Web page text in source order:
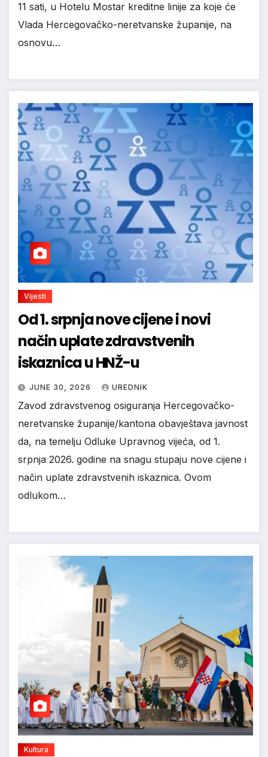
11 sati, u Hotelu Mostar kreditne linije za koje će
Vlada Hercegovačko-neretvanske županije, na
osnovu…
Vijesti
Od 1. srpnja nove cijene i novi
način uplate zdravstvenih
iskaznica u HNŽ-u
JUNE 30, 2026 UREDNIK
Zavod zdravstvenog osiguranja Hercegovačko-
neretvanske županije/kantona obavještava javnost
da, na temelju Odluke Upravnog vijeća, od 1.
srpnja 2026. godine na snagu stupaju nove cijene i
način uplate zdravstvenih iskaznica. Ovom
odlukom…
Kultura